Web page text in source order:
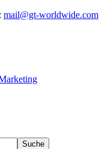
mail@gt-worldwide.com